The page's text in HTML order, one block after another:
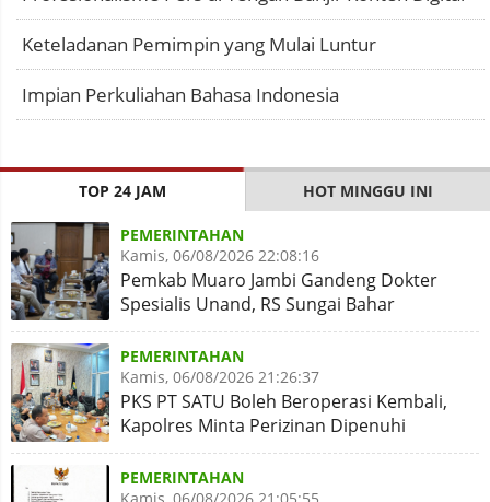
Keteladanan Pemimpin yang Mulai Luntur
Impian Perkuliahan Bahasa Indonesia
TOP 24 JAM HOT MINGGU INI
PEMERINTAHAN
Kamis, 06/08/2026 22:08:16
Pemkab Muaro Jambi Gandeng Dokter
Spesialis Unand, RS Sungai Bahar
Disiapkan Naik Kelas
PEMERINTAHAN
Kamis, 06/08/2026 21:26:37
PKS PT SATU Boleh Beroperasi Kembali,
Kapolres Minta Perizinan Dipenuhi
PEMERINTAHAN